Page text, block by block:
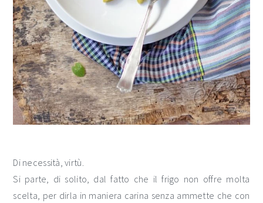
Di necessità, virtù.
Si parte, di solito, dal fatto che il frigo non offre molta
scelta, per dirla in maniera carina senza ammette che con